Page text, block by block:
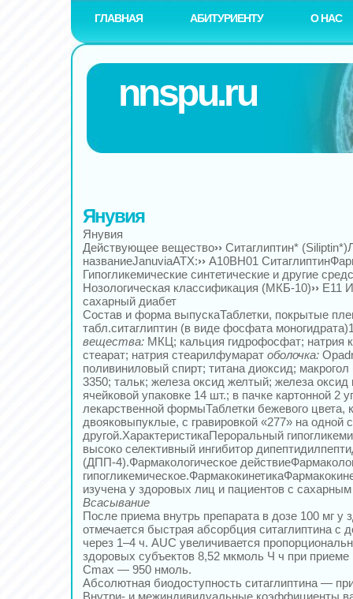
ГЛАВНАЯ АБИТУРИЕНТУ О НАС
nnspu.ru
Янувия
Янувия
Действующее вещество›› Ситаглиптин*
названиеJanuviaАТХ:›› A10BH01
Гипогликемические синтетические и другие
Нозологическая классификация (МКБ-10)›› E11
сахарный диабет
Состав и форма выпускаТаблетки, покрытые
табл.ситаглиптин (в виде фосфата
вещества: МКЦ; кальция гидрофосфат; натрия
стеарат; натрия стеарилфумарат оболочка:
поливиниловый спирт; титана диоксид;
3350; тальк; железа оксид желтый; железа оксид
ячейковой упаковке 14 шт.; в пачке картонной 2
лекарственной формыТаблетки бежевого цвета,
двояковыпуклые, с гравировкой «277» на одной
другой.ХарактеристикаПероральный
высоко селективный ингибитор
(ДПП-4).Фармакологическое
изучена у здоровых лиц и пациентов с
Всасывание
После приема внутрь препарата в дозе 100 мг у
отмечается быстрая абсорбция ситаглиптина с
через 1–4 ч. AUC увеличивается
здоровых субъектов 8,52 мкмоль Ч ч при приеме
Cmax — 950 нмоль.
Абсолютная биодоступность ситаглиптина —
Внутри- и межиндивидуальные коэффициенты